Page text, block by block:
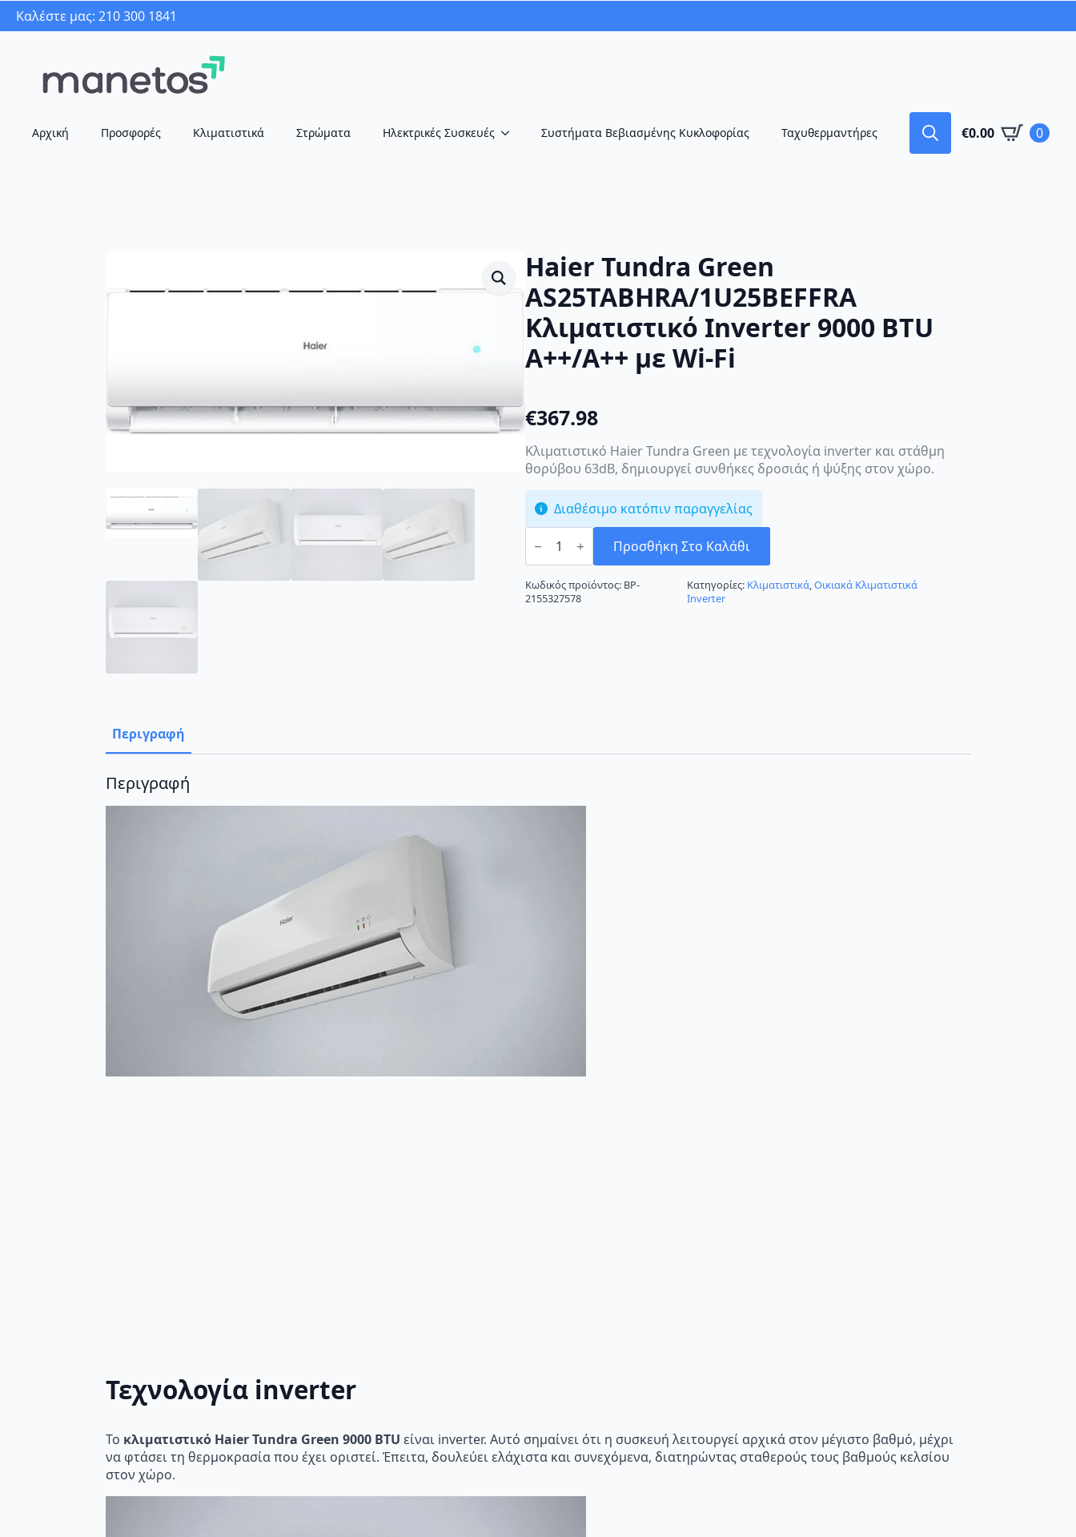
Καλέστε μας: 210 300 1841
Αρχική Προσφορές Κλιματιστικά Στρώματα Ηλεκτρικές Συσκευές Συστήματα Βεβιασμένης Κυκλοφορίας Ταχυθερμαντήρες €0.00 0
Haier Tundra Green
AS25TABHRA/1U25BEFFRA
Κλιματιστικό Inverter 9000 BTU
A++/A++ με Wi-Fi
€367.98
Κλιματιστικό Haier Tundra Green με τεχνολογία inverter και στάθμη
θορύβου 63dB, δημιουργεί συνθήκες δροσιάς ή ψύξης στον χώρο.
Διαθέσιμο κατόπιν παραγγελίας
Haier
Tundra
AS25TABHRA/1U25BEFFRA
Κλιματιστικό
Inverter
Προσθήκη Στο Καλάθι
Κωδικός προϊόντος: BP-
2155327578
Κατηγορίες: Κλιματιστικά,Οικιακά Κλιματιστικά
Inverter
Περιγραφή
Περιγραφή
Τεχνολογία inverter
Το κλιματιστικό Haier Tundra Green 9000 BTU είναι inverter. Αυτό σημαίνει ότι η συσκευή λειτουργεί αρχικά στον μέγιστο βαθμό, μέχρι
να φτάσει τη θερμοκρασία που έχει οριστεί. Έπειτα, δουλεύει ελάχιστα και συνεχόμενα, διατηρώντας σταθερούς τους βαθμούς κελσίου
στον χώρο.